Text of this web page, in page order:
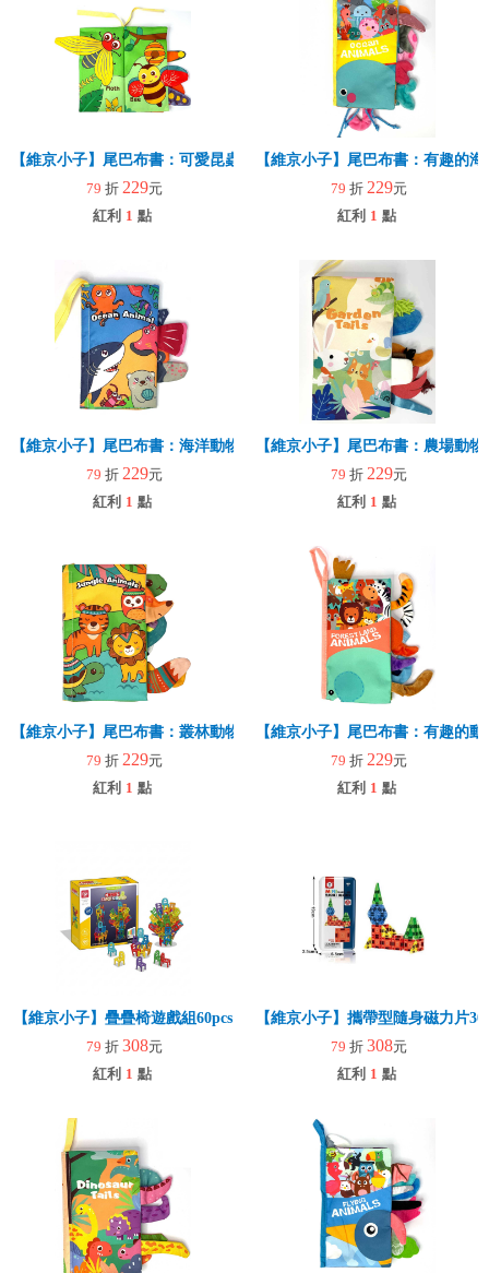
【維京小子】尾巴布書：可愛昆蟲
79 折 229元
紅利 1 點
【維京小子】尾巴布書：有趣的海
79 折 229元
紅利 1 點
【維京小子】尾巴布書：海洋動物
79 折 229元
紅利 1 點
【維京小子】尾巴布書：農場動物
79 折 229元
紅利 1 點
【維京小子】尾巴布書：叢林動物
79 折 229元
紅利 1 點
【維京小子】尾巴布書：有趣的動
79 折 229元
紅利 1 點
【維京小子】疊疊椅遊戲組60pcs
79 折 308元
紅利 1 點
【維京小子】攜帶型隨身磁力片
79 折 308元
紅利 1 點